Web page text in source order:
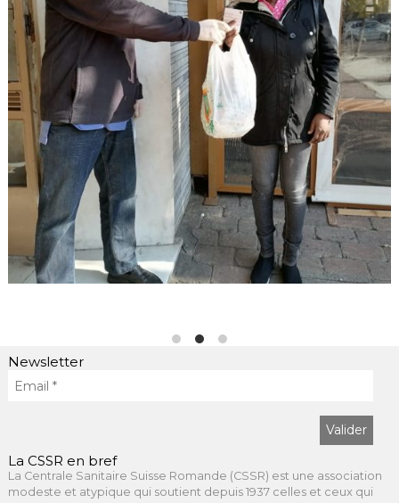
Newsletter
La CSSR en bref
La Centrale Sanitaire Suisse Romande (CSSR) est une association
modeste et atypique qui soutient depuis 1937 celles et ceux qui